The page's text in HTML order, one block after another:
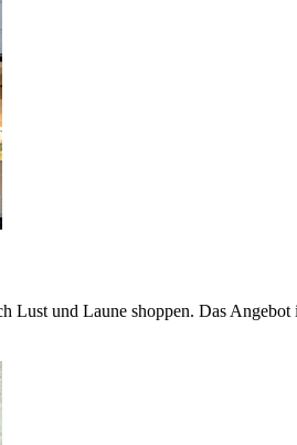
und Laune shoppen. Das